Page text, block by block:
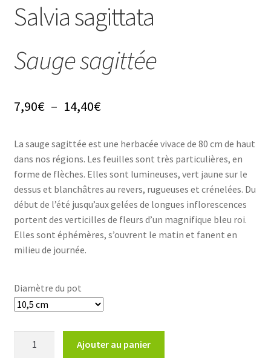
Avis
Salvia sagittata
Sauge sagittée
7,90€ – 14,40€Plage
prix :
7,90€
à
14,40€
La sauge sagittée est une herbacée vivace de 80 cm de haut
dans nos régions. Les feuilles sont très particulières, en
forme de flèches. Elles sont lumineuses, vert jaune sur le
dessus et blanchâtres au revers, rugueuses et crénelées. Du
début de l’été jusqu’aux gelées de longues inflorescences
portent des verticilles de fleurs d’un magnifique bleu roi.
Elles sont éphémères, s’ouvrent le matin et fanent en
milieu de journée.
Diamètre du pot
Ajouter au panier